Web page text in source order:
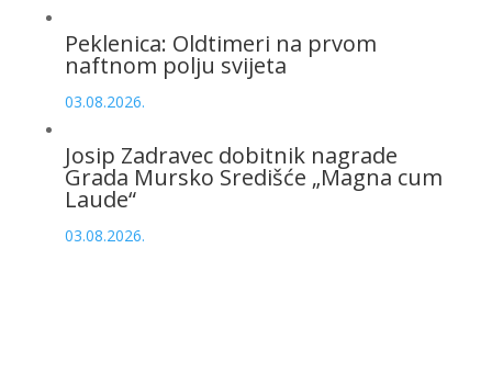
Peklenica: Oldtimeri na prvom
naftnom polju svijeta
03.08.2026.
Josip Zadravec dobitnik nagrade
Grada Mursko Središće „Magna cum
Laude“
03.08.2026.